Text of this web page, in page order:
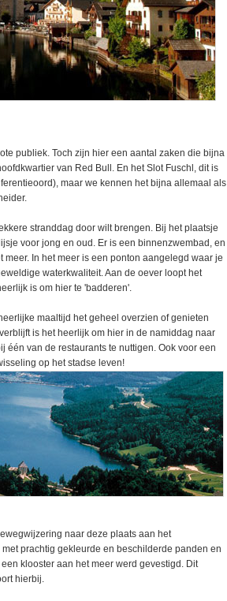
publiek. Toch zijn hier een aantal zaken die bijna
van Red Bull. En het Slot Fuschl, dit is
maar we kennen het bijna allemaal als
stranddag door wilt brengen. Bij het plaatsje
voor jong en oud. Er is een binnenzwembad, en
In het meer is een ponton aangelegd waar je
waterkwaliteit. Aan de oever loopt het
is om hier te 'badderen'.
maaltijd het geheel overzien of genieten
is het heerlijk om hier in de namiddag naar
één van de restaurants te nuttigen. Ook voor een
op het stadse leven!
naar deze plaats aan het
prachtig gekleurde en beschilderde panden en
klooster aan het meer werd gevestigd. Dit
hierbij.